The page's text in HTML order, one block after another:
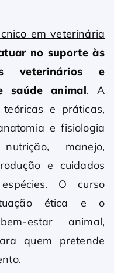
em veterinária
no suporte às
veterinários e
saúde animal. A
e práticas,
e fisiologia
manejo,
e cuidados
O curso
ética e o
estar animal,
quem pretende